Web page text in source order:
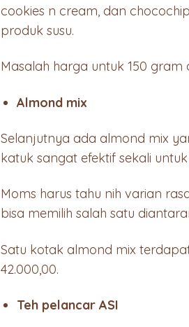
cookies n cream, dan
produk susu.
Masalah harga untuk 150
Almond mix
Selanjutnya ada almond mix
katuk sangat efektif sekali
Moms harus tahu nih varian
bisa memilih salah satu
Satu kotak almond mix
42.000,00.
Teh pelancar ASI